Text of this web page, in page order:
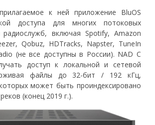
к ней приложение BluOS
доступа для многих потоковых
включая Spotify, Amazon
Qobuz, HDTracks, Napster, TuneIn
(не все доступны в России). NAD C
доступ к локальной и сетевой
файлы до 32-бит / 192 кГц,
может быть проиндексировано
(конец 2019 г.).